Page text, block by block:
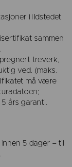
i ildstedet
sammen
treverk,
ved. (maks.
må være
års garanti.
5 dager – til